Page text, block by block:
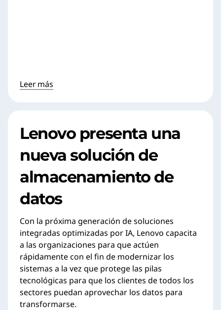
Leer más
Lenovo presenta una
nueva solución de
almacenamiento de
datos
Con la próxima generación de soluciones
integradas optimizadas por IA, Lenovo capacita
a las organizaciones para que actúen
rápidamente con el fin de modernizar los
sistemas a la vez que protege las pilas
tecnológicas para que los clientes de todos los
sectores puedan aprovechar los datos para
transformarse.